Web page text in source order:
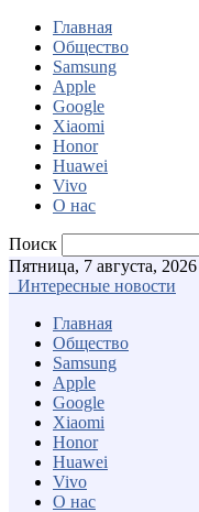
Главная
Общество
Samsung
Apple
Google
Xiaomi
Honor
Huawei
Vivo
О нас
Поиск
Пятница, 7 августа, 2026
Интересные новости
Главная
Общество
Samsung
Apple
Google
Xiaomi
Honor
Huawei
Vivo
О нас